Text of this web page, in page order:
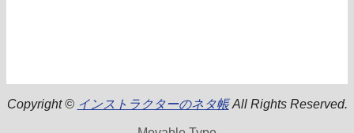
Copyright © インストラクターのネタ帳All Rights Reserved.